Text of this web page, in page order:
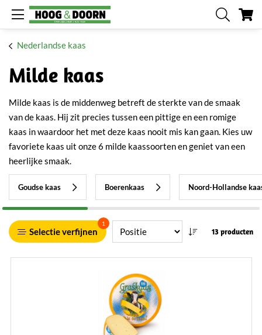
Nederlandse kaas
Milde kaas
Milde kaas is de middenweg betreft de sterkte van de smaak
van de kaas. Hij zit precies tussen een pittige en een romige
kaas in waardoor het met deze kaas nooit mis kan gaan. Kies uw
favoriete kaas uit onze 6 milde kaassoorten en geniet van een
heerlijke smaak.
Goudse kaas Boerenkaas Noord-Hollandse
Selectie verfijnen
1
13 producten